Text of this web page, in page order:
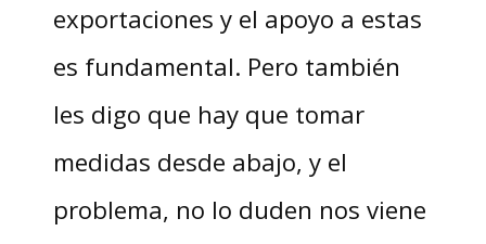
exportaciones y el apoyo a estas
es fundamental. Pero también
les digo que hay que tomar
medidas desde abajo, y el
problema, no lo duden nos viene